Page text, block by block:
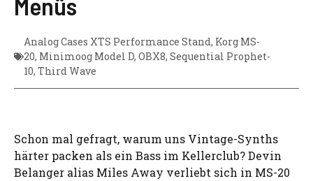
Menüs
Analog Cases XTS Performance Stand, Korg MS-
20, Minimoog Model D, OBX8, Sequential Prophet-
10, Third Wave
Schon mal gefragt, warum uns Vintage-Synths
härter packen als ein Bass im Kellerclub? Devin
Belanger alias Miles Away verliebt sich in MS-20